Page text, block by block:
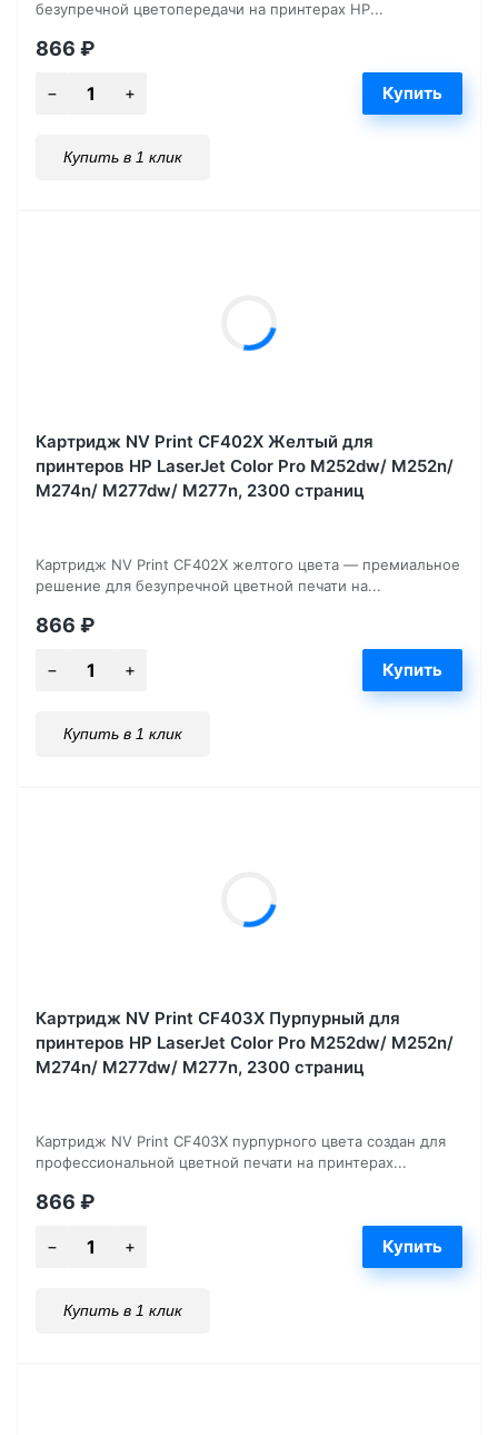
безупречной цветопередачи на принтерах HP...
866 ₽
Купить в 1 клик
Картридж NV Print CF402X Желтый для
принтеров HP LaserJet Color Pro M252dw/ M252n/
M274n/ M277dw/ M277n, 2300 страниц
Картридж NV Print CF402X желтого цвета — премиальное
решение для безупречной цветной печати на...
866 ₽
Купить в 1 клик
Картридж NV Print CF403X Пурпурный для
принтеров HP LaserJet Color Pro M252dw/ M252n/
M274n/ M277dw/ M277n, 2300 страниц
Картридж NV Print CF403X пурпурного цвета создан для
профессиональной цветной печати на принтерах...
866 ₽
Купить в 1 клик